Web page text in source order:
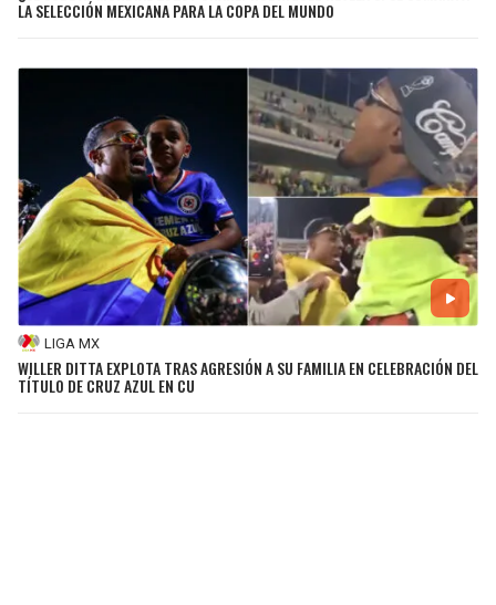
LA SELECCIÓN MEXICANA PARA LA COPA DEL MUNDO
LIGA MX
WILLER DITTA EXPLOTA TRAS AGRESIÓN A SU FAMILIA EN CELEBRACIÓN DEL
TÍTULO DE CRUZ AZUL EN CU